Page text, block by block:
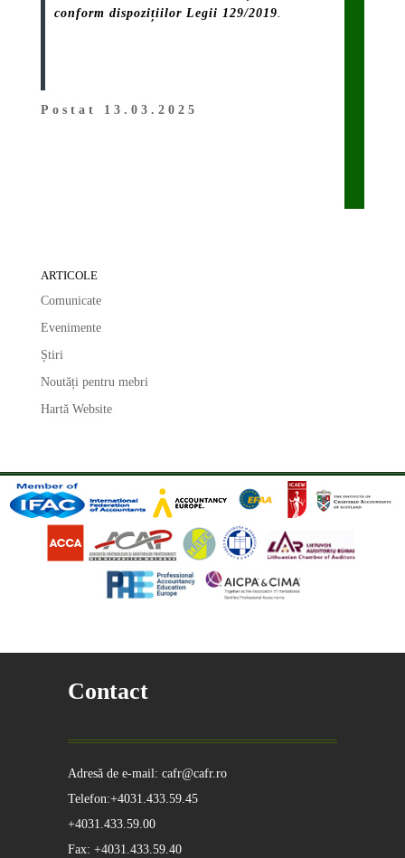
conform dispozițiilor Legii 129/2019
Postat 13.03.2025
ARTICOLE
Comunicate
Evenimente
Știri
Noutăți pentru mebri
Hartă Website
Contact
Adresă de e-mail: cafr@cafr.ro
Telefon:+4031.433.59.45
+4031.433.59.00
Fax: +4031.433.59.40